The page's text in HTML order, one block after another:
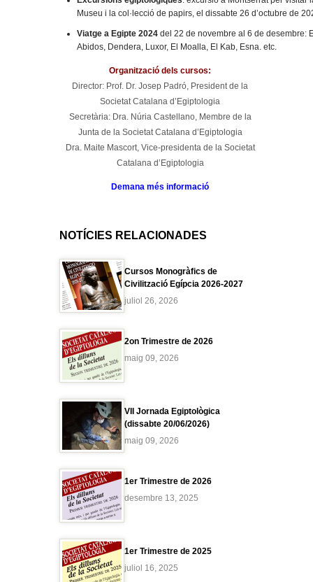
Museu i la col·lecció de papirs, el dissabte 26 d’octubre de
Viatge a Egipte 2024 del 22 de novembre al 6 de desembre:
Abidos, Dendera, Luxor, El Moalla, El Kab, Esna. etc.
Organització dels cursos:
Director: Prof. Dr. Josep Padró, President de la
Societat Catalana d’Egiptologia
Secretària: Dra. Núria Castellano, Membre de la
Junta de la Societat Catalana d’Egiptologia
Dra. Maite Mascort, Vice-presidenta de la Societat
Catalana d’Egiptologia
Demana més informació
NOTÍCIES RELACIONADES
Cursos Monogràfics de
Civilització Egípcia 2026-2027
juliol 26, 2026
2on Trimestre de 2026
maig 09, 2026
VII Jornada Egiptològica
(dissabte 20/06/2026)
maig 09, 2026
1er Trimestre de 2026
desembre 13, 2025
1er Trimestre de 2025
juliol 16, 2025